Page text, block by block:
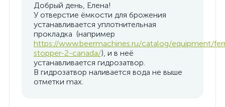
Добрый день, Елена!
У отверстие ёмкости для брожения
устанавливается уплотнительная
прокладка (например
https://www.beermachines.ru/catalog/equipment/
stopper-2-canada/), и в неё
устанавливается гидрозатвор.
В гидрозатвор наливается вода не выше
отметки max.